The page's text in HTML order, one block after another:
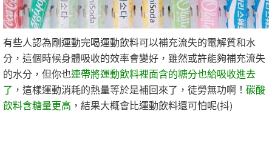
有些人認為剛運動完喝運動飲料可以補充流失的電解質和水
分，這個時候身體吸收的效率會變好，雖然或許能夠補充流失
的水分，但你也連帶將運動飲料裡面含的糖分也給吸收進去
了 ，這樣運動消耗的熱量等於是補回來了，徒勞無功啊！ 碳酸
飲料含糖量更高 ，結果大概會比運動飲料還可怕呢(抖)